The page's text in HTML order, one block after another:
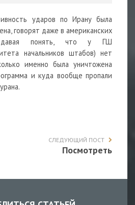
ударов по Ирану была
говорят даже в американских
давая понять, что у ГШ
начальников штабов) нет
именно была уничтожена
и куда вообще пропали
СЛЕДУЮЩИЙ ПОСТ
Посмотреть